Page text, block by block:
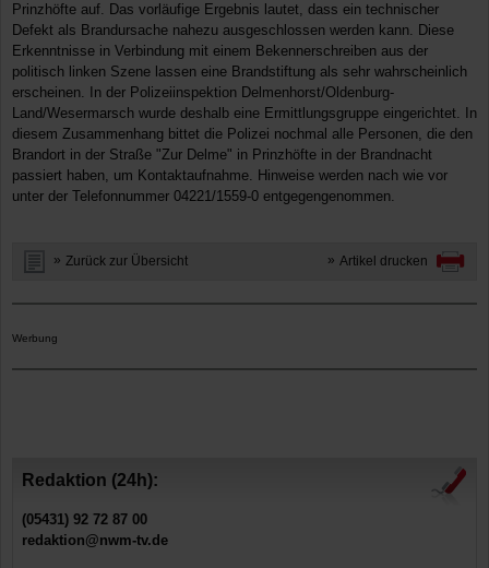
Prinzhöfte auf. Das vorläufige Ergebnis lautet, dass ein technischer
Defekt als Brandursache nahezu ausgeschlossen werden kann. Diese
Erkenntnisse in Verbindung mit einem Bekennerschreiben aus der
politisch linken Szene lassen eine Brandstiftung als sehr wahrscheinlich
erscheinen. In der Polizeiinspektion Delmenhorst/Oldenburg-
Land/Wesermarsch wurde deshalb eine Ermittlungsgruppe eingerichtet. In
diesem Zusammenhang bittet die Polizei nochmal alle Personen, die den
Brandort in der Straße "Zur Delme" in Prinzhöfte in der Brandnacht
passiert haben, um Kontaktaufnahme. Hinweise werden nach wie vor
unter der Telefonnummer 04221/1559-0 entgegengenommen.
Zurück zur Übersicht Artikel drucken
Werbung
Redaktion (24h):
(05431) 92 72 87 00
redaktion@nwm-tv.de